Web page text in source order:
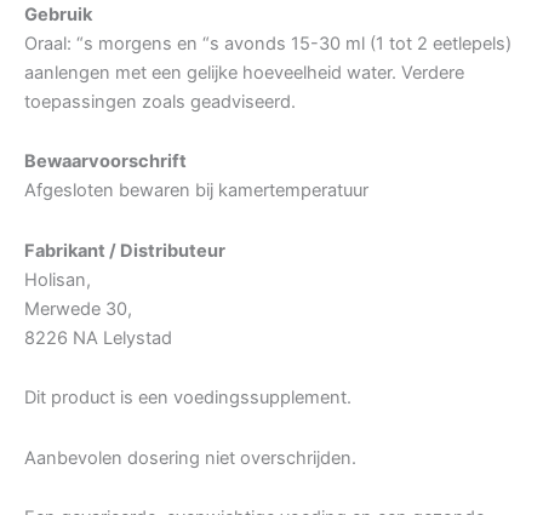
Gebruik
Oraal: “s morgens en “s avonds 15-30 ml (1 tot 2 eetlepels)
aanlengen met een gelijke hoeveelheid water. Verdere
toepassingen zoals geadviseerd.
Bewaarvoorschrift
Afgesloten bewaren bij kamertemperatuur
Fabrikant / Distributeur
Holisan,
Merwede 30,
8226 NA Lelystad
Dit product is een voedingssupplement.
Aanbevolen dosering niet overschrijden.